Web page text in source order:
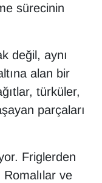
sürecinin
değil, aynı
alan bir
türküler,
parçaları
Friglerden
ve